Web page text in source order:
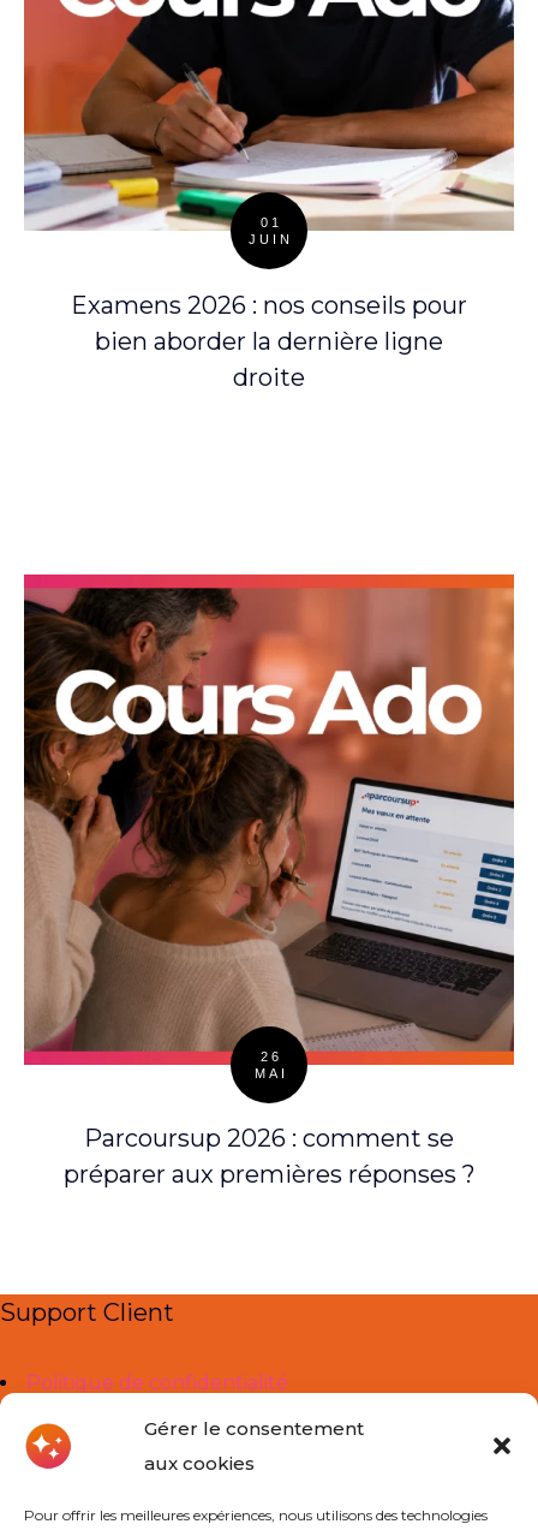
Gérer le consentement
aux cookies
Pour offrir les meilleures expériences, nous utilisons des technologies
01
JUIN
Examens 2026 : nos conseils pour
bien aborder la dernière ligne
droite
26
MAI
Parcoursup 2026 : comment se
préparer aux premières réponses ?
Support Client
Politique de confidentialité
Mentions légales